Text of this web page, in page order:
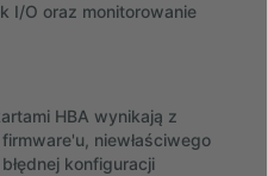
I/O oraz monitorowanie
HBA wynikają z
niewłaściwego
konfiguracji